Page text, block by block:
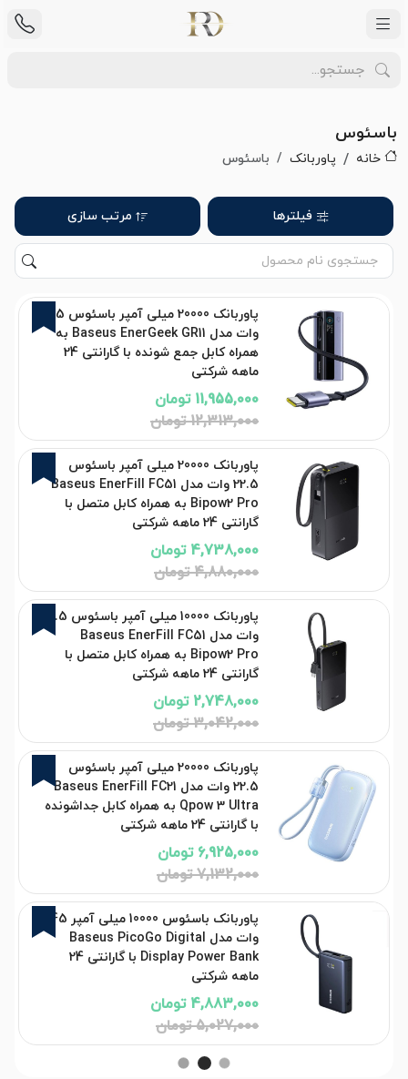
باسئوس
خانه پاوربانک باسئوس
فیلترها مرتب سازی
3%
پاوربانک 20000 میلی آمپر باسئوس 145
وات مدل Baseus EnerGeek GR11 به
همراه کابل جمع شونده با گارانتی 24
ماهه شرکتی
11,955,000 تومان
12,313,000 تومان
3%
پاوربانک 20000 میلی آمپر باسئوس
22.5 وات مدل Baseus EnerFill FC51
Bipow2 Pro به همراه کابل متصل با
گارانتی 24 ماهه شرکتی
4,738,000 تومان
4,880,000 تومان
10%
پاوربانک 10000 میلی آمپر باسئوس 22.5
وات مدل Baseus EnerFill FC51
Bipow2 Pro به همراه کابل متصل با
گارانتی 24 ماهه شرکتی
2,748,000 تومان
3,042,000 تومان
3%
پاوربانک 20000 میلی آمپر باسئوس
22.5 وات مدل Baseus EnerFill FC21
Qpow 3 Ultra به همراه کابل جداشونده
با گارانتی 24 ماهه شرکتی
6,925,000 تومان
7,132,000 تومان
3%
پاوربانک باسئوس 10000 میلی آمپر 45
وات مدل Baseus PicoGo Digital
Display Power Bank با گارانتی 24
ماهه شرکتی
4,883,000 تومان
5,027,000 تومان